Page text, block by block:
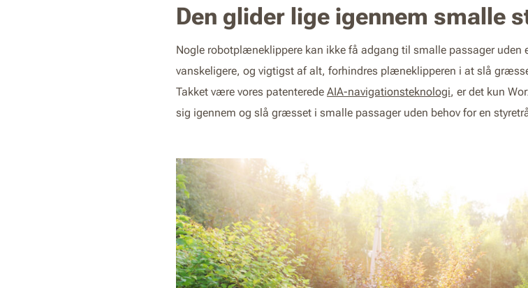
Den glider lige igennem smalle
Nogle robotplæneklippere kan ikke få adgang til smalle passager uden
vanskeligere, og vigtigst af alt, forhindres plæneklipperen i at slå
Takket være vores patenterede AIA-navigationsteknologi, er det kun
sig igennem og slå græsset i smalle passager uden behov for en